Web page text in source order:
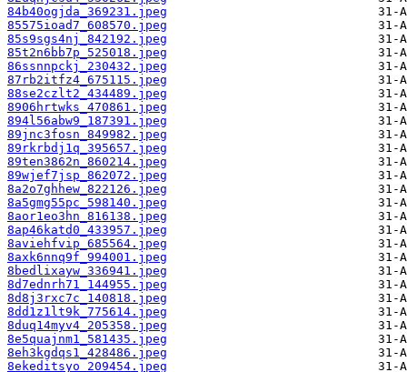
84b40ogjda_369231.jpeg
85575ioad7_608570.jpeg
85s9sgs4nj_842192.jpeg
85t2n6bb7p_525018.jpeg
86ssnnpckj_230432.jpeg
87rb2itfz4_675115.jpeg
88se2czlt2_434489.jpeg
8906hrtwks_470861.jpeg
894l56abw9_187391.jpeg
89jnc3fosn_849982.jpeg
89rkrbdj1q_395657.jpeg
89ten3862n_860214.jpeg
89wjef7jsp_862072.jpeg
8a2o7ghhew_822126.jpeg
8a5gmg55pc_598140.jpeg
8aor1eo3hn_816138.jpeg
8ap46katd0_433957.jpeg
8aviehfvip_685564.jpeg
8axk6nnq9f_994001.jpeg
8bedlixayw_336941.jpeg
8d7ednrh71_144955.jpeg
8d8j3rxc7c_140818.jpeg
8dd1z1lt9k_775614.jpeg
8duq14myv4_205358.jpeg
8e5quajnm1_581435.jpeg
8eh3kgdqs1_428486.jpeg
8ekeditsyo_209454.jpeg